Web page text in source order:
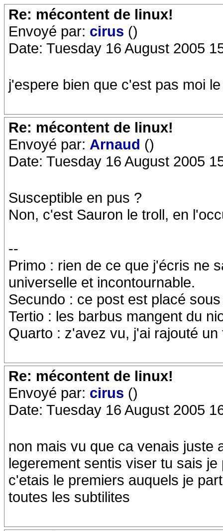
Re: mécontent de linux!
Envoyé par: cirus ()
Date: Tuesday 16 August 2005
j'espere bien que c'est pas moi
Re: mécontent de linux!
Envoyé par: Arnaud ()
Date: Tuesday 16 August 2005
Susceptible en pus ?
Non, c'est Sauron le troll, en
--
Primo : rien de ce que j'écris ne
universelle et incontournable.
Secundo : ce post est placé
Tertio : les barbus mangent du
Quarto : z'avez vu, j'ai rajouté un
Re: mécontent de linux!
Envoyé par: cirus ()
Date: Tuesday 16 August 2005
non mais vu que ca venais juste
legerement sentis viser tu sais
c'etais le premiers auquels je
toutes les subtilites